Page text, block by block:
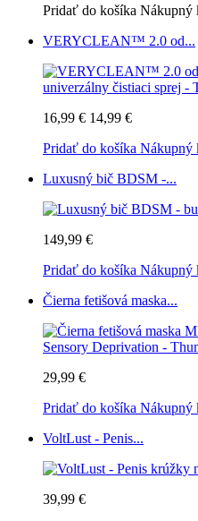
Pridať do košíka Nákupný
VERYCLEAN™ 2.0 od...
16,99 € 14,99 €
Pridať do košíka Nákupný
Luxusný bič BDSM -...
149,99 €
Pridať do košíka Nákupný
Čierna fetišová maska...
29,99 €
Pridať do košíka Nákupný
VoltLust - Penis...
39,99 €